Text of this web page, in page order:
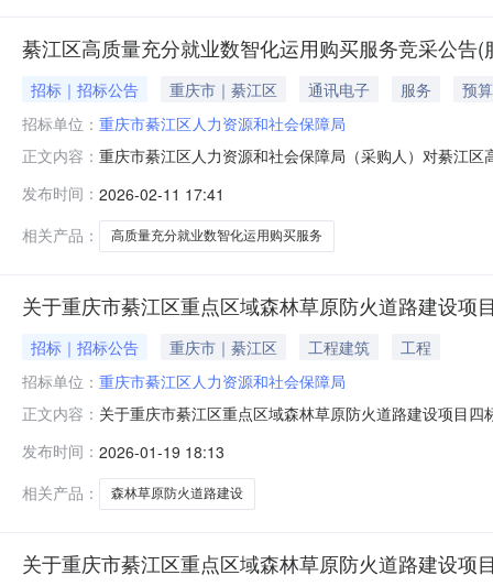
綦江区高质量充分就业数智化运用购买服务竞采公告(
招标｜招标公告 重庆市｜綦江区 通讯电子 服务
预
招标单位： 重庆市綦江区人力资源和社会保障局
正文内容： 重庆市綦江区人力资源和社会保障局（采购人）对綦江
（参加报价的供应商必须在重庆市政府采购网注册。）
的设备和专业技术能力；
发布时间： 2026-02-11 17:41
相关产品：
高质量充分就业数智化运用购买服务
关于重庆市綦江区重点区域森林草原防火道路建设项
招标｜招标公告 重庆市｜綦江区 工程建筑
工程
招标单位： 重庆市綦江区人力资源和社会保障局
正文内容： 关于重庆市綦江区重点区域森林草原防火道路建设项目
退还该工程农民工工资保证金，并承诺该工程所有农民
（渝人社规〔2025〕16号）要求
发布时间： 2026-01-19 18:13
相关产品：
森林草原防火道路建设
关于重庆市綦江区重点区域森林草原防火道路建设项